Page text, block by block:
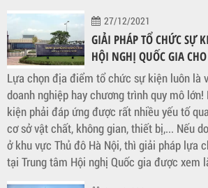
27/12/2021
GIẢI PHÁP TỔ CHỨC SỰ
HỘI NGHỊ QUỐC GIA
Lựa chọn địa điểm tổ chức sự kiện luôn là
doanh nghiệp hay chương trình quy mô
kiện phải đáp ứng được rất nhiều yếu tố
cơ sở vật chất, không gian, thiết bị,... Nếu
ở khu vực Thủ đô Hà Nội, thì giải pháp lựa
tại Trung tâm Hội nghị Quốc gia được xem